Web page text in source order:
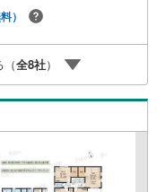
グも大切です。現地の
ます。詳しくは営業ス
■周辺の教育施設やスー
害情報等がわかる「物
併せてご案内もOK-ご
当日見学もOKです！
）
（全8社）